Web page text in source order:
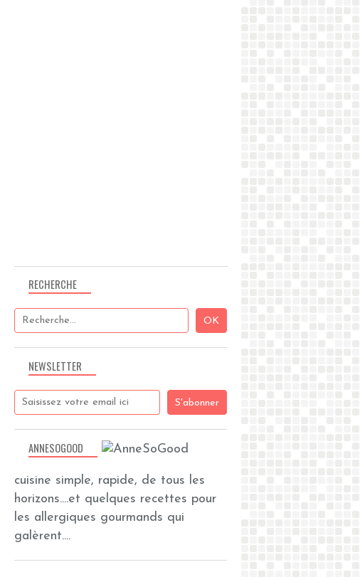
NEWSLETTER
RECHERCHE
ANNESOGOOD
cuisine simple, rapide, de tous les
horizons....et quelques recettes pour
les allergiques gourmands qui
galèrent....